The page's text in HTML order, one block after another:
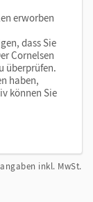
erworben
dass Sie
Cornelsen
überprüfen.
haben,
können Sie
inkl. MwSt.